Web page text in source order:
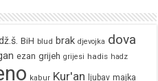
BiH blud brak djevojka dova
ezan grijeh grijesi hadis hadz
kabur Kur'an ljubav majka